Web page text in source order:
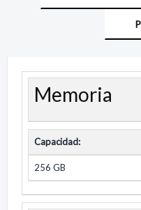
Memoria
Capacidad:
256 GB